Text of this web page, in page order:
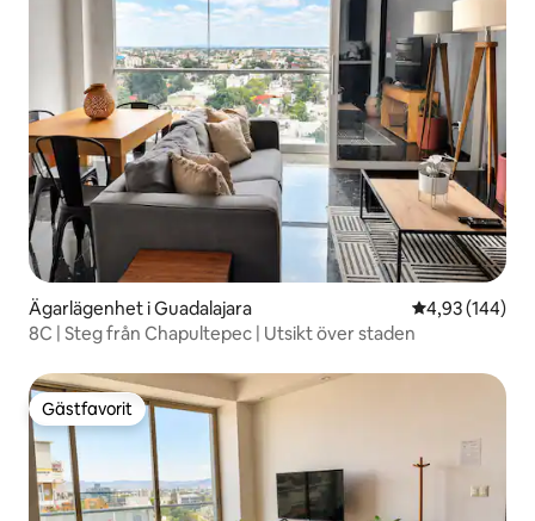
Ägarlägenhet i Guadalajara 4,93 av 5 i
4,93 (144)
8C | Steg från Chapultepec | Utsikt över staden
Gästfavorit
Gästfavorit